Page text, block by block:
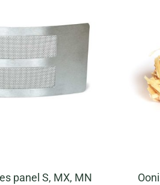
panel S, MX, MN